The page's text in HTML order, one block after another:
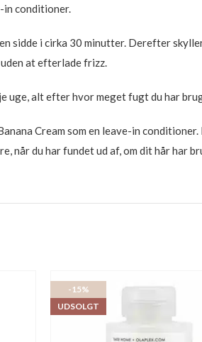
in conditioner.
sidde i cirka 30 minutter. Derefter
at efterlade frizz.
uge, alt efter hvor meget fugt du har
Cream som en leave-in
når du har fundet ud af, om dit hår har
-15%
UDSOLGT